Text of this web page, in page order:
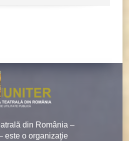
din România –
este o organizaţie